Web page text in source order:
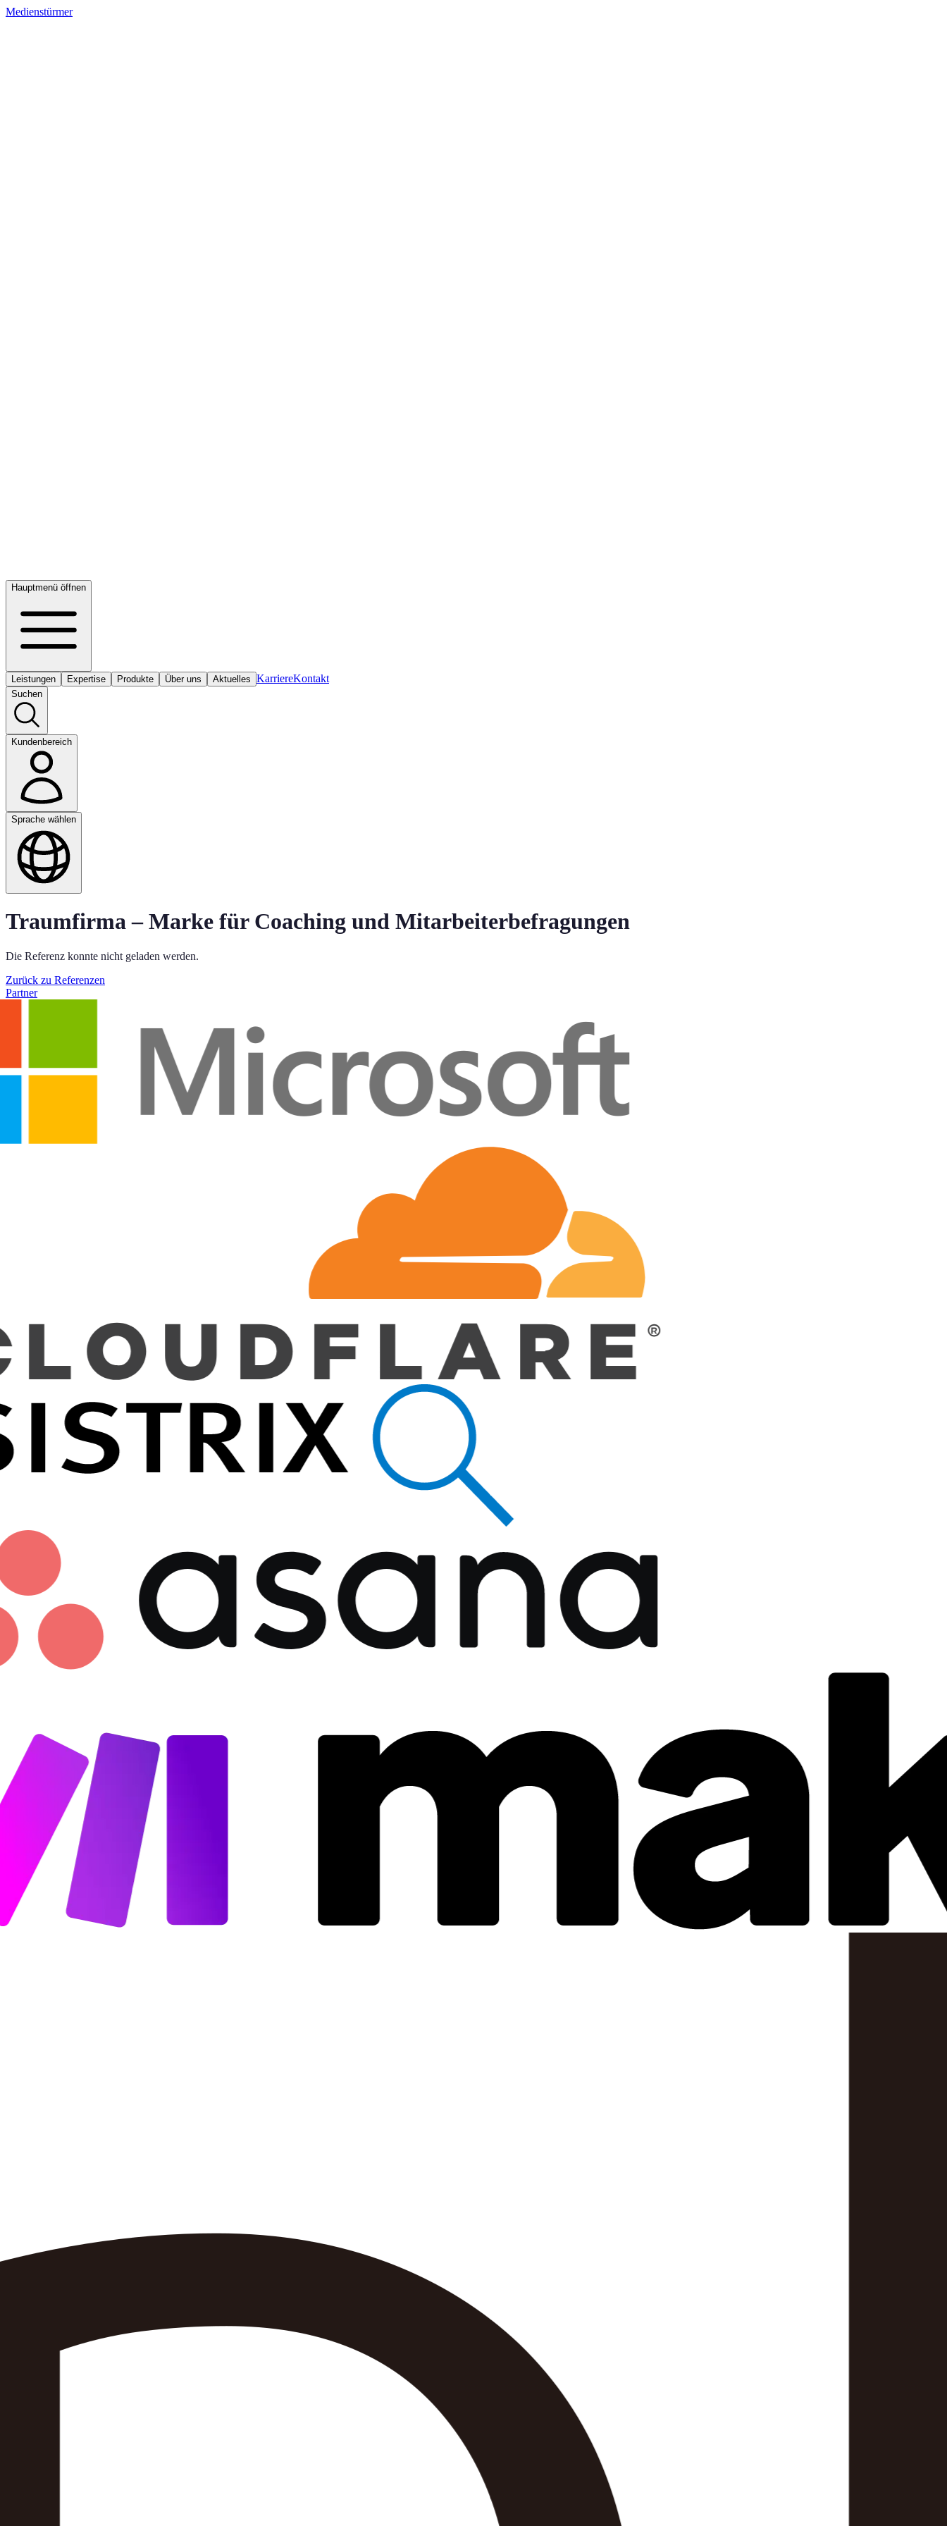
Medienstürmer
Hauptmenü öffnen
Leistungen Expertise Produkte Über uns Aktuelles KarriereKontakt
Suchen
Kundenbereich
Sprache wählen
Traumfirma – Marke für Coaching und Mitarbeiterbefragungen
Die Referenz konnte nicht geladen werden.
Zurück zu Referenzen
Partner